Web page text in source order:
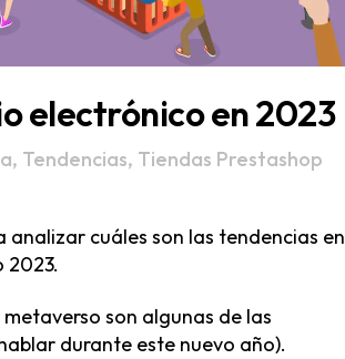
electrónico en 2023
, Tendencias, Tiendas Prestashop
cuáles son las tendencias en
2023.
son algunas de las
durante este nuevo año).